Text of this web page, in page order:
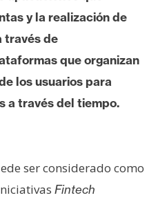
y la realización de
través de
que organizan
los usuarios para
a través del tiempo.
ser considerado como
Fintech